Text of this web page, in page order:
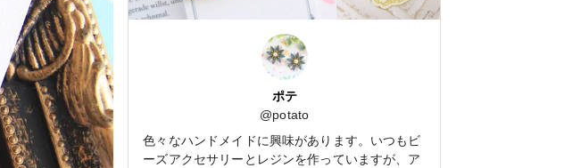
ポテ
@potato
色々なハンドメイドに興味があります。いつもビ
ーズアクセサリーとレジンを作っていますが、ア